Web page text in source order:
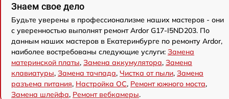
Знаем свое дело
Будьте уверены в профессионализме наших мастеров - они
с уверенностью выполнят ремонт Ardor G17-I5ND203. По
данным наших мастеров в Екатеринбурге по ремонту Ardor,
наиболее востребованы следующие услуги: Замена
материнской платы, Замена аккумулятора, Замена
клавиатуры, Замена тачпада, Чистка от пыли, Замена
разъема питания, Настройка ОС, Ремонт южного моста,
Замена шлейфа, Ремонт вебкамеры.